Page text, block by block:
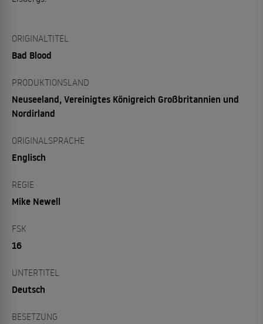
ORIGINALTITEL
Bad Blood
PRODUKTIONSLAND
Neuseeland, Vereinigtes Königreich Großbritannien und
Nordirland
ORIGINALSPRACHE
Englisch
REGIE
Mike Newell
FSK
16
UNTERTITEL
Deutsch
BESETZUNG